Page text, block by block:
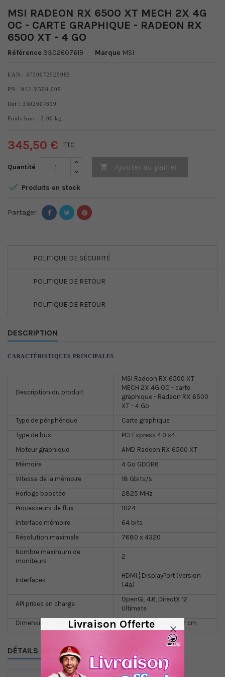
MSI RADEON RX 6500 XT MECH 2X 4G
OC - CARTE GRAPHIQUE - RADEON RX
6500 XT - 4 GO
Référence 3302607619 Marque MSI
EAN : 4719072929985
PN : 912-V508-009
Ref : 3302607619
Poids brut : 2.00 kg
345,50 € TTC
Quantité  Ajouter au panier
 Produits en stock
Partager
POLITIQUE DE SÉCURITÉ
POLITIQUE DE RETOUR
POLITIQUE DE RETOUR
DESCRIPTION
CARACTÉRISTIQUES PRINCIPALES
Description du produit
MSI Radeon RX 6500 XT
MECH 2X 4G OC - carte
graphique - Radeon RX 6500
XT - 4 Go
Type de périphérique
Carte graphique
Type de bus
PCI Express 4.0 x4
Moteur graphique
AMD Radeon RX 6500 XT
Mémoire
4 Go GDDR6
Vitesse de la mémoire
18 Gbits/s
Horloge boostée
2825 MHz
Processeurs de flux
1024
Interface mémoire
64 bits
Résolution maximale
7680 x 4320
Nombre maximum de
moniteurs
2
Interfaces
HDMI ¦ DisplayPort (version
1.4a)
API prises en charge
OpenGL 4.6, DirectX 12
Ultimate
Dimensions (LxPxH)
4.2 cm x 17.2 cm x 11.2 cm
DÉTAILS DU PRODUIT
Livraison Offerte